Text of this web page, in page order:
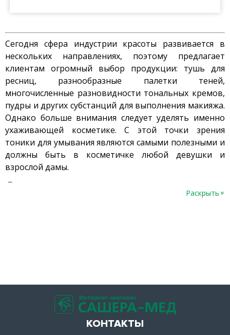
Сегодня сфера индустрии красоты развивается в
нескольких направлениях, поэтому предлагает
клиентам огромный выбор продукции: тушь для
ресниц, разнообразные палетки теней,
многочисленные разновидности тональных кремов,
пудры и других субстанций для выполнения макияжа.
Однако больше внимания следует уделять именно
ухаживающей косметике. С этой точки зрения
тоники для умывания являются самыми полезными и
должны быть в косметичке любой девушки и
взрослой дамы.
Для чего же нужен тоник для кожи и как
доставлять полезные вещества к клеткам и
нормализовать уровень кожного сала в зависимости
от типа и состояния кожи.
совмещает в себе свойства
Раскрыть»
КОНТАКТЫ